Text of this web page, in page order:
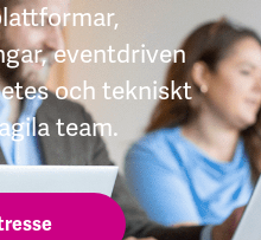
eventdriven
och tekniskt
team.